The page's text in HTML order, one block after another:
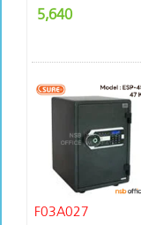
5,640
F03A027